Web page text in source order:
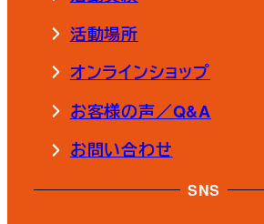
活動場所
オンラインショップ
お客様の声／Q&A
お問い合わせ
SNS